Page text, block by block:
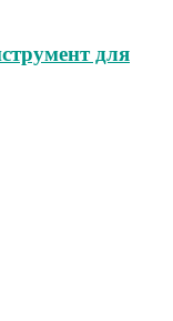
для